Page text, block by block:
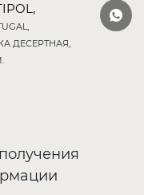
ДЕСЕРТНАЯ,